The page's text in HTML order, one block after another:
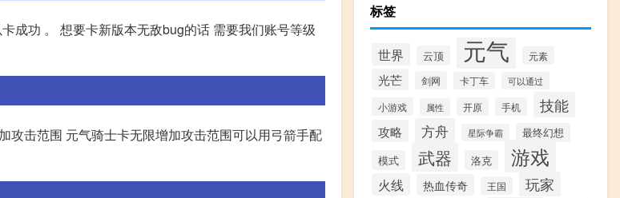
成功 。 想要卡新版本无敌bug的话 需要我们账号等级
攻击范围 元气骑士卡无限增加攻击范围可以用弓箭手配
标签
世界 云顶 元气 元素
光芒 剑网 卡丁车 可以通过
小游戏 属性 开原 手机 技能
攻略 方舟 星际争霸 最终幻想
模式 武器 洛克 游戏
火线 热血传奇 王国 玩家